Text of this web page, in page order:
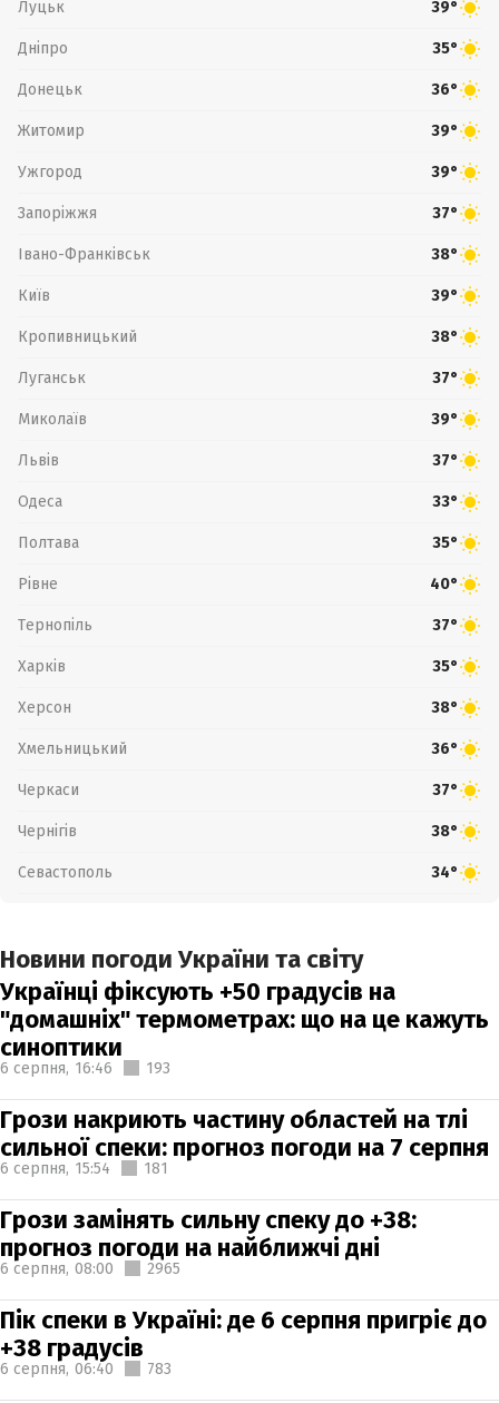
Луцьк 39°
Дніпро 35°
Донецьк 36°
Житомир 39°
Ужгород 39°
Запоріжжя 37°
Івано-Франківськ 38°
Київ 39°
Кропивницький 38°
Луганськ 37°
Миколаїв 39°
Львів 37°
Одеса 33°
Полтава 35°
Рівне 40°
Тернопіль 37°
Харків 35°
Херсон 38°
Хмельницький 36°
Черкаси 37°
Чернігів 38°
Севастополь 34°
Новини погоди України та світу
Українці фіксують +50 градусів на
"домашніх" термометрах: що на це кажуть
синоптики
6 серпня, 16:46 193
Грози накриють частину областей на тлі
сильної спеки: прогноз погоди на 7 серпня
6 серпня, 15:54 181
Грози замінять сильну спеку до +38:
прогноз погоди на найближчі дні
6 серпня, 08:00 2965
Пік спеки в Україні: де 6 серпня пригріє до
+38 градусів
6 серпня, 06:40 783